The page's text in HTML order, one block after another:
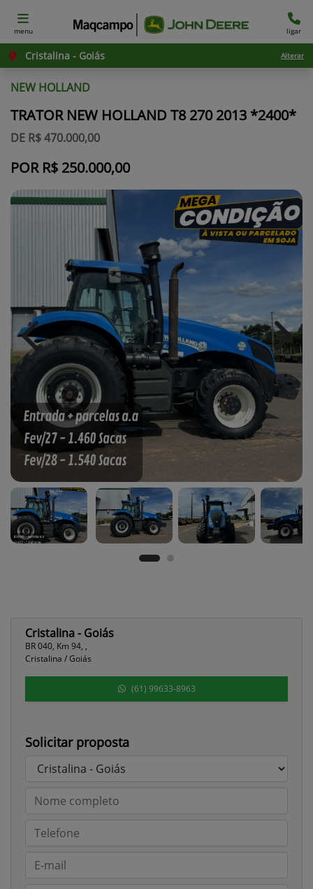
menu ligar
Cristalina - Goiás Alterar
NEW HOLLAND
TRATOR NEW HOLLAND T8 270 2013 *2400*
DE R$ 470.000,00
POR R$ 250.000,00
Previous Next
Cristalina - Goiás
BR 040, Km 94, ,
Cristalina / Goiás
(61) 99633-8963
Solicitar proposta